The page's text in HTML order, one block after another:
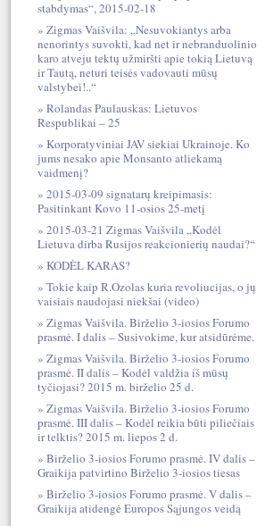
stabdymas“, 2015-02-18
Zigmas Vaišvila: „Nesuvokiantys arba
nenorintys suvokti, kad net ir nebranduolinio
karo atveju tektų užmiršti apie tokią Lietuvą
ir Tautą, neturi teisės vadovauti mūsų
valstybei!..“
Rolandas Paulauskas: Lietuvos
Respublikai – 25
Korporatyviniai JAV siekiai Ukrainoje. Ko
jums nesako apie Monsanto atliekamą
vaidmenį?
2015-03-09 signatarų kreipimasis:
Pasitinkant Kovo 11-osios 25-metį
2015-03-21 Zigmas Vaišvila „Kodėl
Lietuva dirba Rusijos reakcionierių naudai?“
KODĖL KARAS?
Tokie kaip R.Ozolas kuria revoliucijas, o jų
vaisiais naudojasi niekšai (video)
Zigmas Vaišvila. Birželio 3-iosios Forumo
prasmė. I dalis – Susivokime, kur atsidūrėme.
Zigmas Vaišvila. Birželio 3-iosios Forumo
prasmė. II dalis – Kodėl valdžia iš mūsų
tyčiojasi? 2015 m. birželio 25 d.
Zigmas Vaišvila. Birželio 3-iosios Forumo
prasmė. III dalis – Kodėl reikia būti piliečiais
ir telktis? 2015 m. liepos 2 d.
Birželio 3-iosios Forumo prasmė. IV dalis –
Graikija patvirtino Birželio 3-iosios tiesas
Birželio 3-iosios Forumo prasmė. V dalis –
Graikija atidengė Europos Sąjungos veidą